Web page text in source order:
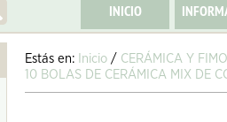
INICIO
Estás en: Inicio / CERÁMICA Y FIMO
10 BOLAS DE CERÁMICA MIX DE